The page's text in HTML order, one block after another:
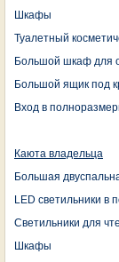
Шкафы
Туалетный
Большой шкаф для
Большой ящик под
Вход в
Каюта владельца
Большая
LED светильники в
Светильники для
Шкафы